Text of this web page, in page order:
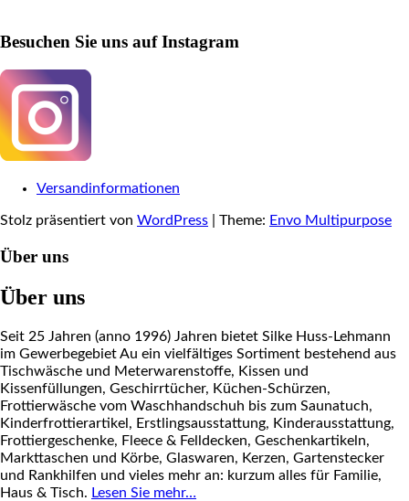
Besuchen Sie uns auf Instagram
Versandinformationen
Stolz präsentiert von WordPress Theme: Envo Multipurpose
Über uns
Über uns
Seit 25 Jahren (anno 1996) Jahren bietet Silke Huss-Lehmann
im Gewerbegebiet Au ein vielfältiges Sortiment bestehend aus
Tischwäsche und Meterwarenstoffe, Kissen und
Kissenfüllungen, Geschirrtücher, Küchen-Schürzen,
Frottierwäsche vom Waschhandschuh bis zum Saunatuch,
Kinderfrottierartikel, Erstlingsausstattung, Kinderausstattung,
Frottiergeschenke, Fleece & Felldecken, Geschenkartikeln,
Markttaschen und Körbe, Glaswaren, Kerzen, Gartenstecker
und Rankhilfen und vieles mehr an: kurzum alles für Familie,
Haus & Tisch. Lesen Sie mehr…